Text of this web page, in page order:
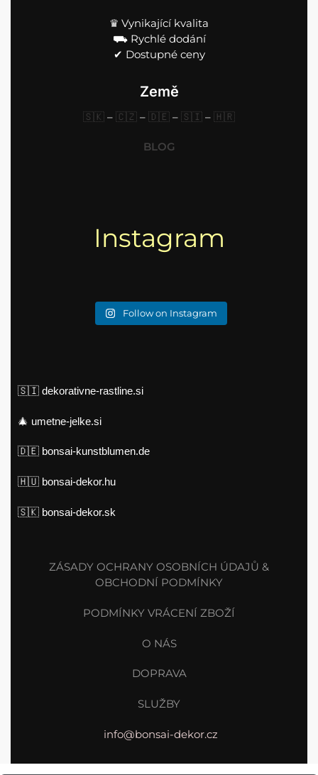
♛ Vynikající kvalita
⛟ Rychlé dodání
✔︎ Dostupné ceny
Země
🇸🇰 – 🇨🇿 – 🇩🇪 – 🇸🇮 – 🇭🇷
BLOG
Instagram
Follow on Instagram
🇸🇮 dekorativne-rastline.si
🎄 umetne-jelke.si
🇩🇪 bonsai-kunstblumen.de
🇭🇺 bonsai-dekor.hu
🇸🇰 bonsai-dekor.sk
ZÁSADY OCHRANY OSOBNÍCH ÚDAJŮ &
OBCHODNÍ PODMÍNKY
PODMÍNKY VRÁCENÍ ZBOŽÍ
O NÁS
DOPRAVA
SLUŽBY
info@bonsai-dekor.cz